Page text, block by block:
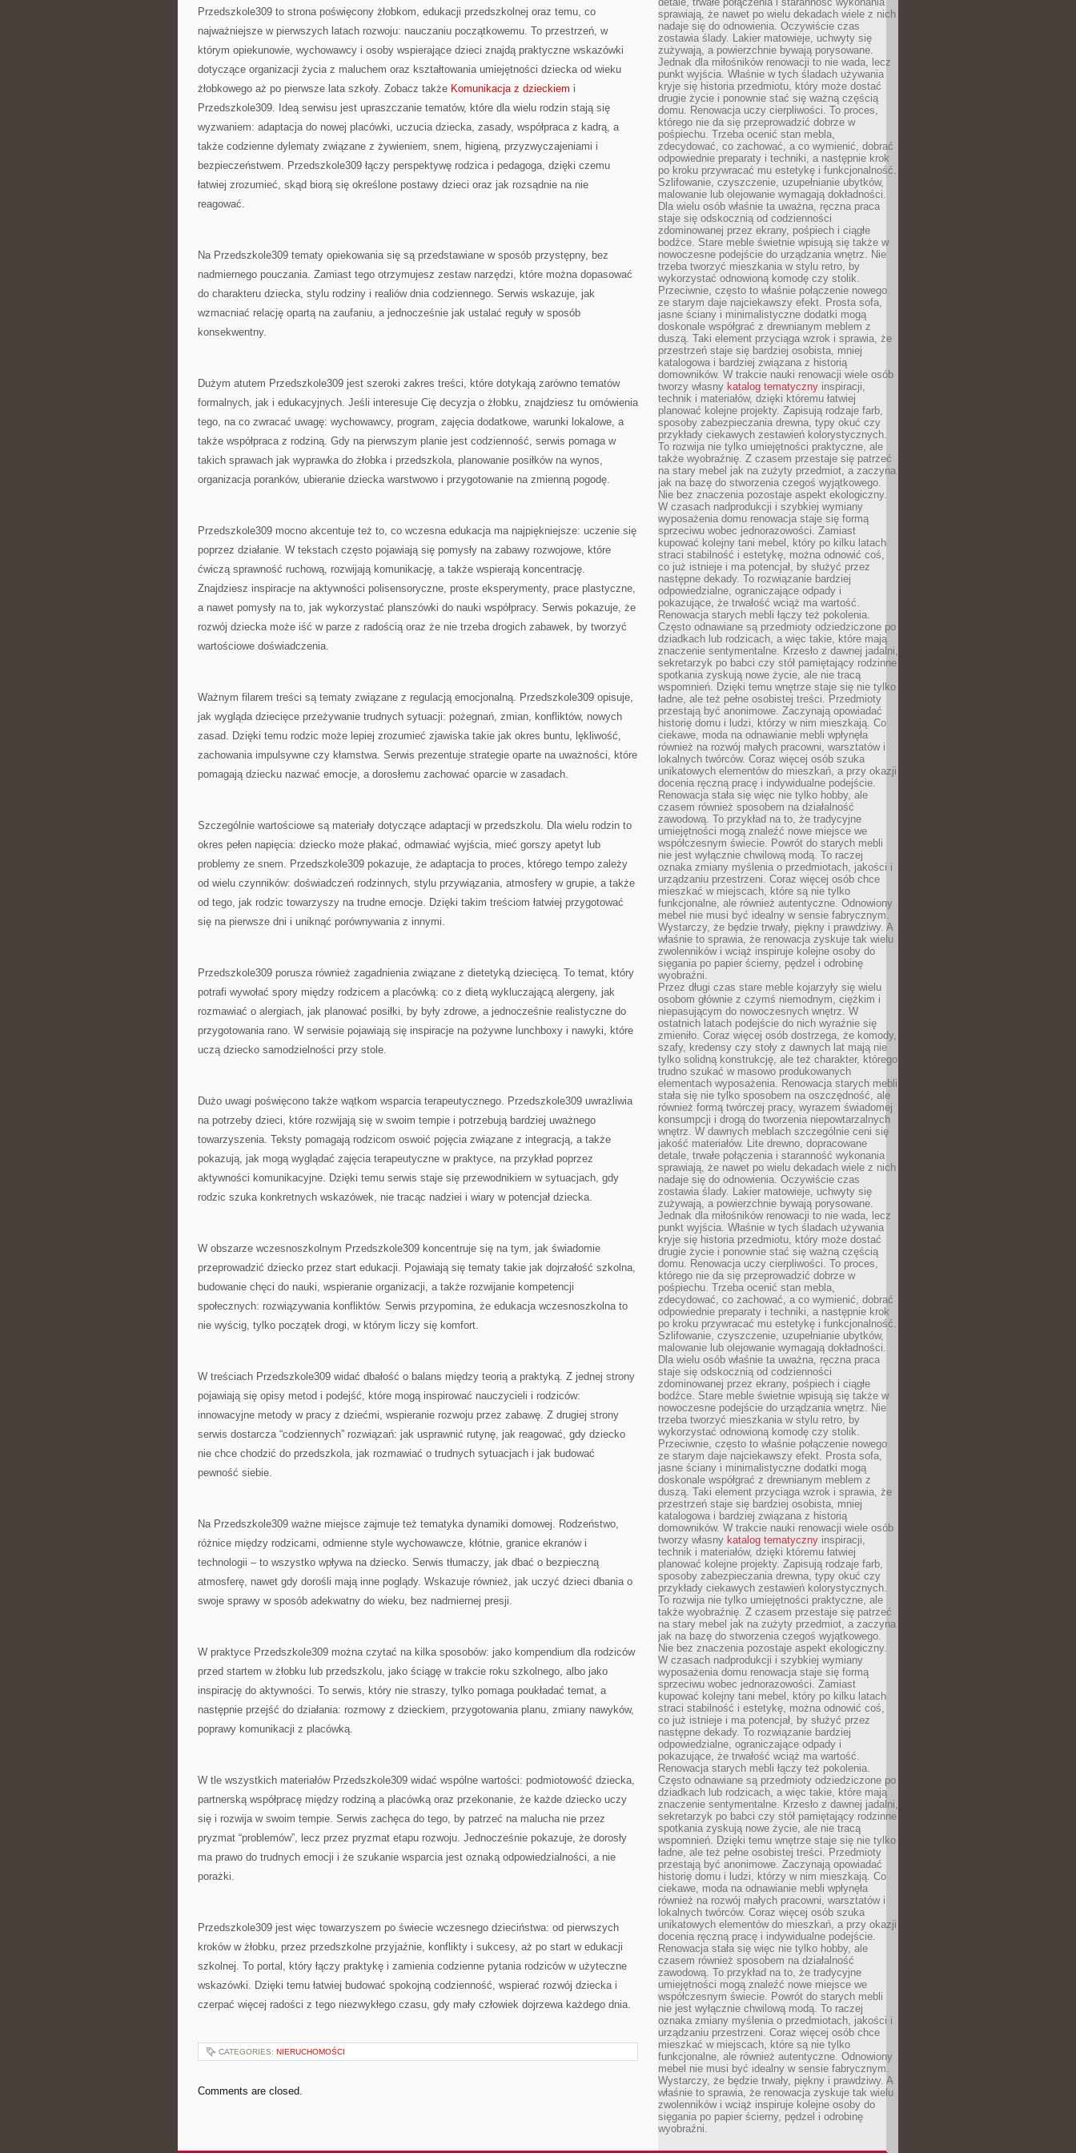
Przedszkole309 to strona poświęcony żłobkom, edukacji przedszkolnej oraz temu, co
najważniejsze w pierwszych latach rozwoju: nauczaniu początkowemu. To przestrzeń, w
którym opiekunowie, wychowawcy i osoby wspierające dzieci znajdą praktyczne wskazówki
dotyczące organizacji życia z maluchem oraz kształtowania umiejętności dziecka od wieku
żłobkowego aż po pierwsze lata szkoły. Zobacz także Komunikacja z dzieckiem i
Przedszkole309. Ideą serwisu jest upraszczanie tematów, które dla wielu rodzin stają się
wyzwaniem: adaptacja do nowej placówki, uczucia dziecka, zasady, współpraca z kadrą, a
także codzienne dylematy związane z żywieniem, snem, higieną, przyzwyczajeniami i
bezpieczeństwem. Przedszkole309 łączy perspektywę rodzica i pedagoga, dzięki czemu
łatwiej zrozumieć, skąd biorą się określone postawy dzieci oraz jak rozsądnie na nie
reagować.
Na Przedszkole309 tematy opiekowania się są przedstawiane w sposób przystępny, bez
nadmiernego pouczania. Zamiast tego otrzymujesz zestaw narzędzi, które można dopasować
do charakteru dziecka, stylu rodziny i realiów dnia codziennego. Serwis wskazuje, jak
wzmacniać relację opartą na zaufaniu, a jednocześnie jak ustalać reguły w sposób
konsekwentny.
Dużym atutem Przedszkole309 jest szeroki zakres treści, które dotykają zarówno tematów
formalnych, jak i edukacyjnych. Jeśli interesuje Cię decyzja o żłobku, znajdziesz tu omówienia
tego, na co zwracać uwagę: wychowawcy, program, zajęcia dodatkowe, warunki lokalowe, a
także współpraca z rodziną. Gdy na pierwszym planie jest codzienność, serwis pomaga w
takich sprawach jak wyprawka do żłobka i przedszkola, planowanie posiłków na wynos,
organizacja poranków, ubieranie dziecka warstwowo i przygotowanie na zmienną pogodę.
Przedszkole309 mocno akcentuje też to, co wczesna edukacja ma najpiękniejsze: uczenie się
poprzez działanie. W tekstach często pojawiają się pomysły na zabawy rozwojowe, które
ćwiczą sprawność ruchową, rozwijają komunikację, a także wspierają koncentrację.
Znajdziesz inspiracje na aktywności polisensoryczne, proste eksperymenty, prace plastyczne,
a nawet pomysły na to, jak wykorzystać planszówki do nauki współpracy. Serwis pokazuje, że
rozwój dziecka może iść w parze z radością oraz że nie trzeba drogich zabawek, by tworzyć
wartościowe doświadczenia.
Ważnym filarem treści są tematy związane z regulacją emocjonalną. Przedszkole309 opisuje,
jak wygląda dziecięce przeżywanie trudnych sytuacji: pożegnań, zmian, konfliktów, nowych
zasad. Dzięki temu rodzic może lepiej zrozumieć zjawiska takie jak okres buntu, lękliwość,
zachowania impulsywne czy kłamstwa. Serwis prezentuje strategie oparte na uważności, które
pomagają dziecku nazwać emocje, a dorosłemu zachować oparcie w zasadach.
Szczególnie wartościowe są materiały dotyczące adaptacji w przedszkolu. Dla wielu rodzin to
okres pełen napięcia: dziecko może płakać, odmawiać wyjścia, mieć gorszy apetyt lub
problemy ze snem. Przedszkole309 pokazuje, że adaptacja to proces, którego tempo zależy
od wielu czynników: doświadczeń rodzinnych, stylu przywiązania, atmosfery w grupie, a także
od tego, jak rodzic towarzyszy na trudne emocje. Dzięki takim treściom łatwiej przygotować
się na pierwsze dni i uniknąć porównywania z innymi.
Przedszkole309 porusza również zagadnienia związane z dietetyką dziecięcą. To temat, który
potrafi wywołać spory między rodzicem a placówką: co z dietą wykluczającą alergeny, jak
rozmawiać o alergiach, jak planować posiłki, by były zdrowe, a jednocześnie realistyczne do
przygotowania rano. W serwisie pojawiają się inspiracje na pożywne lunchboxy i nawyki, które
uczą dziecko samodzielności przy stole.
Dużo uwagi poświęcono także wątkom wsparcia terapeutycznego. Przedszkole309 uwrażliwia
na potrzeby dzieci, które rozwijają się w swoim tempie i potrzebują bardziej uważnego
towarzyszenia. Teksty pomagają rodzicom oswoić pojęcia związane z integracją, a także
pokazują, jak mogą wyglądać zajęcia terapeutyczne w praktyce, na przykład poprzez
aktywności komunikacyjne. Dzięki temu serwis staje się przewodnikiem w sytuacjach, gdy
rodzic szuka konkretnych wskazówek, nie tracąc nadziei i wiary w potencjał dziecka.
W obszarze wczesnoszkolnym Przedszkole309 koncentruje się na tym, jak świadomie
przeprowadzić dziecko przez start edukacji. Pojawiają się tematy takie jak dojrzałość szkolna,
budowanie chęci do nauki, wspieranie organizacji, a także rozwijanie kompetencji
społecznych: rozwiązywania konfliktów. Serwis przypomina, że edukacja wczesnoszkolna to
nie wyścig, tylko początek drogi, w którym liczy się komfort.
W treściach Przedszkole309 widać dbałość o balans między teorią a praktyką. Z jednej strony
pojawiają się opisy metod i podejść, które mogą inspirować nauczycieli i rodziców:
innowacyjne metody w pracy z dziećmi, wspieranie rozwoju przez zabawę. Z drugiej strony
serwis dostarcza “codziennych” rozwiązań: jak usprawnić rutynę, jak reagować, gdy dziecko
nie chce chodzić do przedszkola, jak rozmawiać o trudnych sytuacjach i jak budować
pewność siebie.
Na Przedszkole309 ważne miejsce zajmuje też tematyka dynamiki domowej. Rodzeństwo,
różnice między rodzicami, odmienne style wychowawcze, kłótnie, granice ekranów i
technologii – to wszystko wpływa na dziecko. Serwis tłumaczy, jak dbać o bezpieczną
atmosferę, nawet gdy dorośli mają inne poglądy. Wskazuje również, jak uczyć dzieci dbania o
swoje sprawy w sposób adekwatny do wieku, bez nadmiernej presji.
W praktyce Przedszkole309 można czytać na kilka sposobów: jako kompendium dla rodziców
przed startem w żłobku lub przedszkolu, jako ściągę w trakcie roku szkolnego, albo jako
inspirację do aktywności. To serwis, który nie straszy, tylko pomaga poukładać temat, a
następnie przejść do działania: rozmowy z dzieckiem, przygotowania planu, zmiany nawyków,
poprawy komunikacji z placówką.
W tle wszystkich materiałów Przedszkole309 widać wspólne wartości: podmiotowość dziecka,
partnerską współpracę między rodziną a placówką oraz przekonanie, że każde dziecko uczy
się i rozwija w swoim tempie. Serwis zachęca do tego, by patrzeć na malucha nie przez
pryzmat “problemów”, lecz przez pryzmat etapu rozwoju. Jednocześnie pokazuje, że dorosły
ma prawo do trudnych emocji i że szukanie wsparcia jest oznaką odpowiedzialności, a nie
porażki.
Przedszkole309 jest więc towarzyszem po świecie wczesnego dzieciństwa: od pierwszych
kroków w żłobku, przez przedszkolne przyjaźnie, konflikty i sukcesy, aż po start w edukacji
szkolnej. To portal, który łączy praktykę i zamienia codzienne pytania rodziców w użyteczne
wskazówki. Dzięki temu łatwiej budować spokojną codzienność, wspierać rozwój dziecka i
czerpać więcej radości z tego niezwykłego czasu, gdy mały człowiek dojrzewa każdego dnia.
CATEGORIES: NIERUCHOMOŚCI
Comments are closed.
sprawiają, że nawet po wielu dekadach wiele z nich
nadaje się do odnowienia. Oczywiście czas
zostawia ślady. Lakier matowieje, uchwyty się
zużywają, a powierzchnie bywają porysowane.
Jednak dla miłośników renowacji to nie wada, lecz
punkt wyjścia. Właśnie w tych śladach używania
kryje się historia przedmiotu, który może dostać
drugie życie i ponownie stać się ważną częścią
domu. Renowacja uczy cierpliwości. To proces,
którego nie da się przeprowadzić dobrze w
pośpiechu. Trzeba ocenić stan mebla,
zdecydować, co zachować, a co wymienić, dobrać
odpowiednie preparaty i techniki, a następnie krok
po kroku przywracać mu estetykę i funkcjonalność.
Szlifowanie, czyszczenie, uzupełnianie ubytków,
malowanie lub olejowanie wymagają dokładności.
Dla wielu osób właśnie ta uważna, ręczna praca
staje się odskocznią od codzienności
zdominowanej przez ekrany, pośpiech i ciągłe
bodźce. Stare meble świetnie wpisują się także w
nowoczesne podejście do urządzania wnętrz. Nie
trzeba tworzyć mieszkania w stylu retro, by
wykorzystać odnowioną komodę czy stolik.
Przeciwnie, często to właśnie połączenie nowego
ze starym daje najciekawszy efekt. Prosta sofa,
jasne ściany i minimalistyczne dodatki mogą
doskonale współgrać z drewnianym meblem z
duszą. Taki element przyciąga wzrok i sprawia, że
przestrzeń staje się bardziej osobista, mniej
katalogowa i bardziej związana z historią
domowników. W trakcie nauki renowacji wiele osób
tworzy własny katalog tematyczny inspiracji,
technik i materiałów, dzięki któremu łatwiej
planować kolejne projekty. Zapisują rodzaje farb,
sposoby zabezpieczania drewna, typy okuć czy
przykłady ciekawych zestawień kolorystycznych.
To rozwija nie tylko umiejętności praktyczne, ale
także wyobraźnię. Z czasem przestaje się patrzeć
na stary mebel jak na zużyty przedmiot, a zaczyna
jak na bazę do stworzenia czegoś wyjątkowego.
Nie bez znaczenia pozostaje aspekt ekologiczny.
W czasach nadprodukcji i szybkiej wymiany
wyposażenia domu renowacja staje się formą
sprzeciwu wobec jednorazowości. Zamiast
kupować kolejny tani mebel, który po kilku latach
straci stabilność i estetykę, można odnowić coś,
co już istnieje i ma potencjał, by służyć przez
następne dekady. To rozwiązanie bardziej
odpowiedzialne, ograniczające odpady i
pokazujące, że trwałość wciąż ma wartość.
Renowacja starych mebli łączy też pokolenia.
Często odnawiane są przedmioty odziedziczone po
dziadkach lub rodzicach, a więc takie, które mają
znaczenie sentymentalne. Krzesło z dawnej jadalni,
sekretarzyk po babci czy stół pamiętający rodzinne
spotkania zyskują nowe życie, ale nie tracą
wspomnień. Dzięki temu wnętrze staje się nie tylko
ładne, ale też pełne osobistej treści. Przedmioty
przestają być anonimowe. Zaczynają opowiadać
historię domu i ludzi, którzy w nim mieszkają. Co
ciekawe, moda na odnawianie mebli wpłynęła
również na rozwój małych pracowni, warsztatów i
lokalnych twórców. Coraz więcej osób szuka
unikatowych elementów do mieszkań, a przy okazji
docenia ręczną pracę i indywidualne podejście.
Renowacja stała się więc nie tylko hobby, ale
czasem również sposobem na działalność
zawodową. To przykład na to, że tradycyjne
umiejętności mogą znaleźć nowe miejsce we
współczesnym świecie. Powrót do starych mebli
nie jest wyłącznie chwilową modą. To raczej
oznaka zmiany myślenia o przedmiotach, jakości i
urządzaniu przestrzeni. Coraz więcej osób chce
mieszkać w miejscach, które są nie tylko
funkcjonalne, ale również autentyczne. Odnowiony
mebel nie musi być idealny w sensie fabrycznym.
Wystarczy, że będzie trwały, piękny i prawdziwy. A
właśnie to sprawia, że renowacja zyskuje tak wielu
zwolenników i wciąż inspiruje kolejne osoby do
sięgania po papier ścierny, pędzel i odrobinę
wyobraźni.
Przez długi czas stare meble kojarzyły się wielu
osobom głównie z czymś niemodnym, ciężkim i
niepasującym do nowoczesnych wnętrz. W
ostatnich latach podejście do nich wyraźnie się
zmieniło. Coraz więcej osób dostrzega, że komody,
szafy, kredensy czy stoły z dawnych lat mają nie
tylko solidną konstrukcję, ale też charakter, którego
trudno szukać w masowo produkowanych
elementach wyposażenia. Renowacja starych mebli
stała się nie tylko sposobem na oszczędność, ale
również formą twórczej pracy, wyrazem świadomej
konsumpcji i drogą do tworzenia niepowtarzalnych
wnętrz. W dawnych meblach szczególnie ceni się
jakość materiałów. Lite drewno, dopracowane
detale, trwałe połączenia i staranność wykonania
sprawiają, że nawet po wielu dekadach wiele z nich
nadaje się do odnowienia. Oczywiście czas
zostawia ślady. Lakier matowieje, uchwyty się
zużywają, a powierzchnie bywają porysowane.
Jednak dla miłośników renowacji to nie wada, lecz
punkt wyjścia. Właśnie w tych śladach używania
kryje się historia przedmiotu, który może dostać
drugie życie i ponownie stać się ważną częścią
domu. Renowacja uczy cierpliwości. To proces,
którego nie da się przeprowadzić dobrze w
pośpiechu. Trzeba ocenić stan mebla,
zdecydować, co zachować, a co wymienić, dobrać
odpowiednie preparaty i techniki, a następnie krok
po kroku przywracać mu estetykę i funkcjonalność.
Szlifowanie, czyszczenie, uzupełnianie ubytków,
malowanie lub olejowanie wymagają dokładności.
Dla wielu osób właśnie ta uważna, ręczna praca
staje się odskocznią od codzienności
zdominowanej przez ekrany, pośpiech i ciągłe
bodźce. Stare meble świetnie wpisują się także w
nowoczesne podejście do urządzania wnętrz. Nie
trzeba tworzyć mieszkania w stylu retro, by
wykorzystać odnowioną komodę czy stolik.
Przeciwnie, często to właśnie połączenie nowego
ze starym daje najciekawszy efekt. Prosta sofa,
jasne ściany i minimalistyczne dodatki mogą
doskonale współgrać z drewnianym meblem z
duszą. Taki element przyciąga wzrok i sprawia, że
przestrzeń staje się bardziej osobista, mniej
katalogowa i bardziej związana z historią
domowników. W trakcie nauki renowacji wiele osób
tworzy własny katalog tematyczny inspiracji,
technik i materiałów, dzięki któremu łatwiej
planować kolejne projekty. Zapisują rodzaje farb,
sposoby zabezpieczania drewna, typy okuć czy
przykłady ciekawych zestawień kolorystycznych.
To rozwija nie tylko umiejętności praktyczne, ale
także wyobraźnię. Z czasem przestaje się patrzeć
na stary mebel jak na zużyty przedmiot, a zaczyna
jak na bazę do stworzenia czegoś wyjątkowego.
Nie bez znaczenia pozostaje aspekt ekologiczny.
W czasach nadprodukcji i szybkiej wymiany
wyposażenia domu renowacja staje się formą
sprzeciwu wobec jednorazowości. Zamiast
kupować kolejny tani mebel, który po kilku latach
straci stabilność i estetykę, można odnowić coś,
co już istnieje i ma potencjał, by służyć przez
następne dekady. To rozwiązanie bardziej
odpowiedzialne, ograniczające odpady i
pokazujące, że trwałość wciąż ma wartość.
Renowacja starych mebli łączy też pokolenia.
Często odnawiane są przedmioty odziedziczone po
dziadkach lub rodzicach, a więc takie, które mają
znaczenie sentymentalne. Krzesło z dawnej jadalni,
sekretarzyk po babci czy stół pamiętający rodzinne
spotkania zyskują nowe życie, ale nie tracą
wspomnień. Dzięki temu wnętrze staje się nie tylko
ładne, ale też pełne osobistej treści. Przedmioty
przestają być anonimowe. Zaczynają opowiadać
historię domu i ludzi, którzy w nim mieszkają. Co
ciekawe, moda na odnawianie mebli wpłynęła
również na rozwój małych pracowni, warsztatów i
lokalnych twórców. Coraz więcej osób szuka
unikatowych elementów do mieszkań, a przy okazji
docenia ręczną pracę i indywidualne podejście.
Renowacja stała się więc nie tylko hobby, ale
czasem również sposobem na działalność
zawodową. To przykład na to, że tradycyjne
umiejętności mogą znaleźć nowe miejsce we
współczesnym świecie. Powrót do starych mebli
nie jest wyłącznie chwilową modą. To raczej
oznaka zmiany myślenia o przedmiotach, jakości i
urządzaniu przestrzeni. Coraz więcej osób chce
mieszkać w miejscach, które są nie tylko
funkcjonalne, ale również autentyczne. Odnowiony
mebel nie musi być idealny w sensie fabrycznym.
Wystarczy, że będzie trwały, piękny i prawdziwy. A
właśnie to sprawia, że renowacja zyskuje tak wielu
zwolenników i wciąż inspiruje kolejne osoby do
sięgania po papier ścierny, pędzel i odrobinę
wyobraźni.